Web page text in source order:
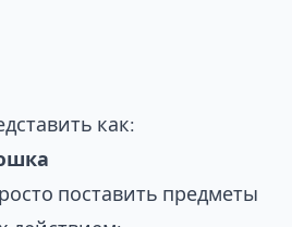
как:
поставить предметы